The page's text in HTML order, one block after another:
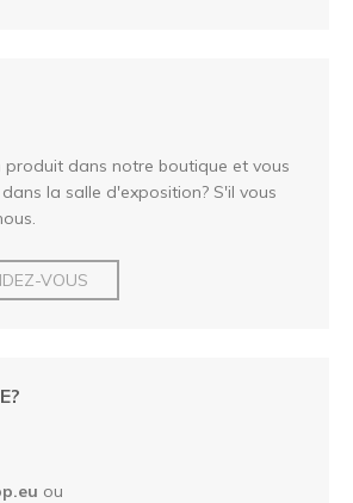
produit dans notre boutique et vous
la salle d'exposition? S'il vous
VOUS
ou